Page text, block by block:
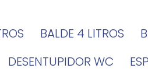
BALDE 4 LITROS
DESENTUPIDOR WC